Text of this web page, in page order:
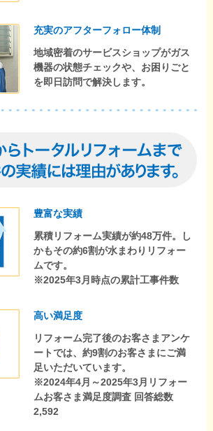
充実のアフターフォロー体制
地域密着のサービスショップがガス
機器の状態チェックや、お困りごと
を即日訪問で解決します。
豊富な実績
累積リフォーム実績が約48万件。し
かもその約6割が水まわりリフォー
ムです。
※2025年3月時点の累計工事件数
高い満足度
リフォーム完了後のお客さまアンケ
ートでは、約9割のお客さまにご満
足いただいています。
※2024年4月～2025年3月リフォー
ムお客さま満足度調査 回答総数
2,592